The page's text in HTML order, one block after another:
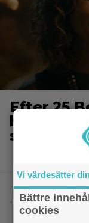
Efter 25
hoppas
snackis
Vi värdesätter
Bättre
cookies